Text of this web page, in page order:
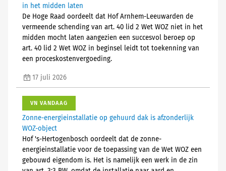
in het midden laten
De Hoge Raad oordeelt dat Hof Arnhem-Leeuwarden de
vermeende schending van art. 40 lid 2 Wet WOZ niet in het
midden mocht laten aangezien een succesvol beroep op
art. 40 lid 2 Wet WOZ in beginsel leidt tot toekenning van
een proceskostenvergoeding.
17 juli 2026
VN VANDAAG
Zonne-energieinstallatie op gehuurd dak is afzonderlijk
WOZ-object
Hof 's-Hertogenbosch oordeelt dat de zonne-
energieinstallatie voor de toepassing van de Wet WOZ een
gebouwd eigendom is. Het is namelijk een werk in de zin